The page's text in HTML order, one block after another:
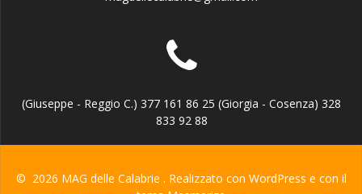
(Giuseppe - Reggio C.) 377 161 86 25 (Giorgia - Cosenza) 328
833 92 88
© 2026 MAG delle Calabrie . Realizzato con WordPress e con il